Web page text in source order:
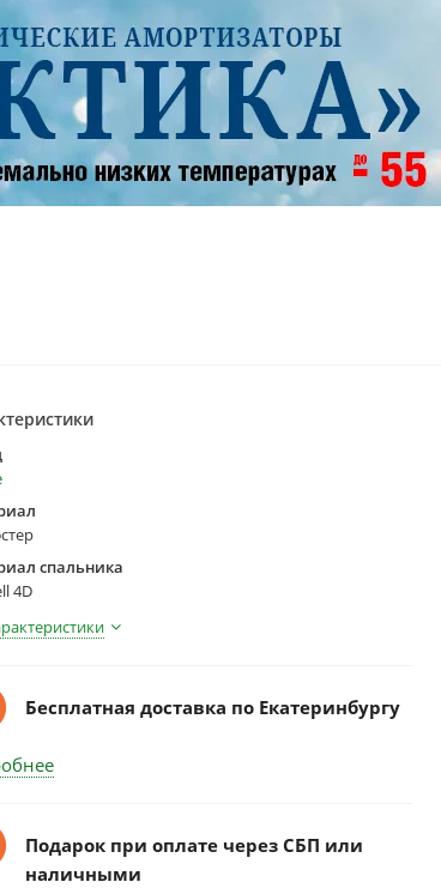
спальника
4D
Бесплатная доставка по Екатеринбургу
Подарок при оплате через СБП или
наличными